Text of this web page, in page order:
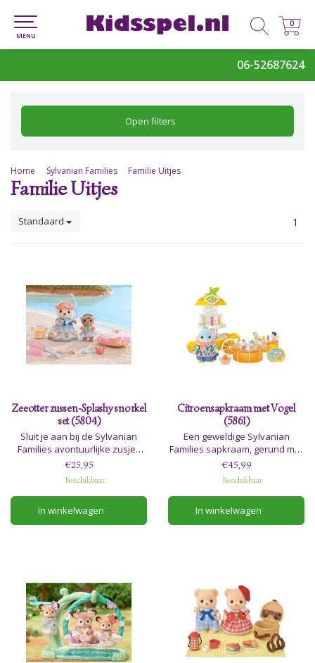
06-52687624
0
0
MENU
Open filters
Home Sylvanian Families Familie Uitjes
Familie Uitjes
Standaard 1
Zeeotter zussen-Splashy snorkel
set (5804)
Sluit je aan bij de Sylvanian
Families avontuurlijke zusjes
ZeeOtter, terwijl ze de kust
verkennen! Deze prachtige set
zit boordevol accessoires met
een zeethema, voor een leuk
dagje uit op het strand.
€25,95
Beschikbaar
In winkelwagen
Citroensapkraam met Vogel
(5861)
Een geweldige Sylvanian
Families sapkraam, gerund met
liefde door vader vogel.
€45,99
Beschikbaar
In winkelwagen